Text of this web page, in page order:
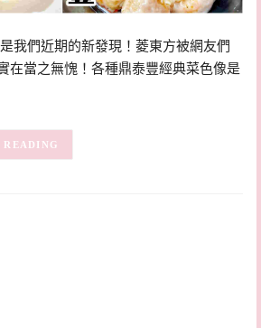
我們近期的新發現！菱東方被網友們
在當之無愧！各種鼎泰豐經典菜色像是
READING